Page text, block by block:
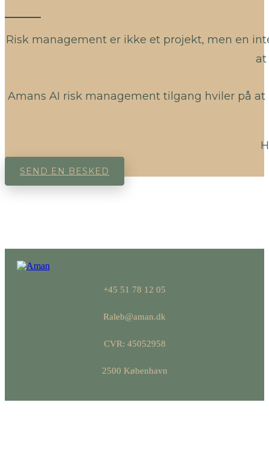
Risk management er ikke et projekt, men en
at
Amans AI risk management tilgang hviler på
SEND EN BESKED
+45 51 78 12 05
Raleb@aman.dk
CVR: 45052958
2500 København